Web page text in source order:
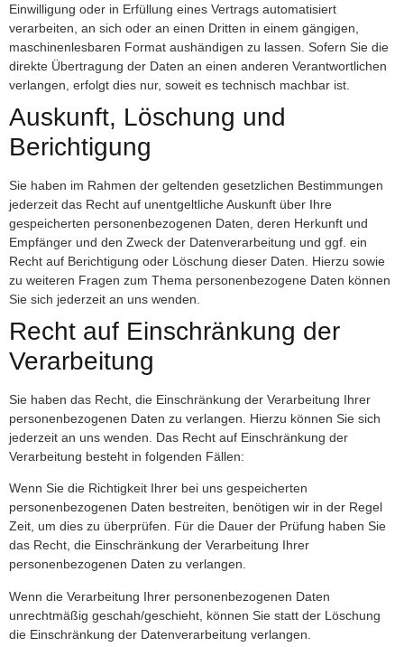
Einwilligung oder in Erfüllung eines Vertrags automatisiert
verarbeiten, an sich oder an einen Dritten in einem gängigen,
maschinenlesbaren Format aushändigen zu lassen. Sofern Sie die
direkte Übertragung der Daten an einen anderen Verantwortlichen
verlangen, erfolgt dies nur, soweit es technisch machbar ist.
Auskunft, Löschung und
Berichtigung
Sie haben im Rahmen der geltenden gesetzlichen Bestimmungen
jederzeit das Recht auf unentgeltliche Auskunft über Ihre
gespeicherten personenbezogenen Daten, deren Herkunft und
Empfänger und den Zweck der Datenverarbeitung und ggf. ein
Recht auf Berichtigung oder Löschung dieser Daten. Hierzu sowie
zu weiteren Fragen zum Thema personenbezogene Daten können
Sie sich jederzeit an uns wenden.
Recht auf Einschränkung der
Verarbeitung
Sie haben das Recht, die Einschränkung der Verarbeitung Ihrer
personenbezogenen Daten zu verlangen. Hierzu können Sie sich
jederzeit an uns wenden. Das Recht auf Einschränkung der
Verarbeitung besteht in folgenden Fällen:
Wenn Sie die Richtigkeit Ihrer bei uns gespeicherten
personenbezogenen Daten bestreiten, benötigen wir in der Regel
Zeit, um dies zu überprüfen. Für die Dauer der Prüfung haben Sie
das Recht, die Einschränkung der Verarbeitung Ihrer
personenbezogenen Daten zu verlangen.
Wenn die Verarbeitung Ihrer personenbezogenen Daten
unrechtmäßig geschah/geschieht, können Sie statt der Löschung
die Einschränkung der Datenverarbeitung verlangen.